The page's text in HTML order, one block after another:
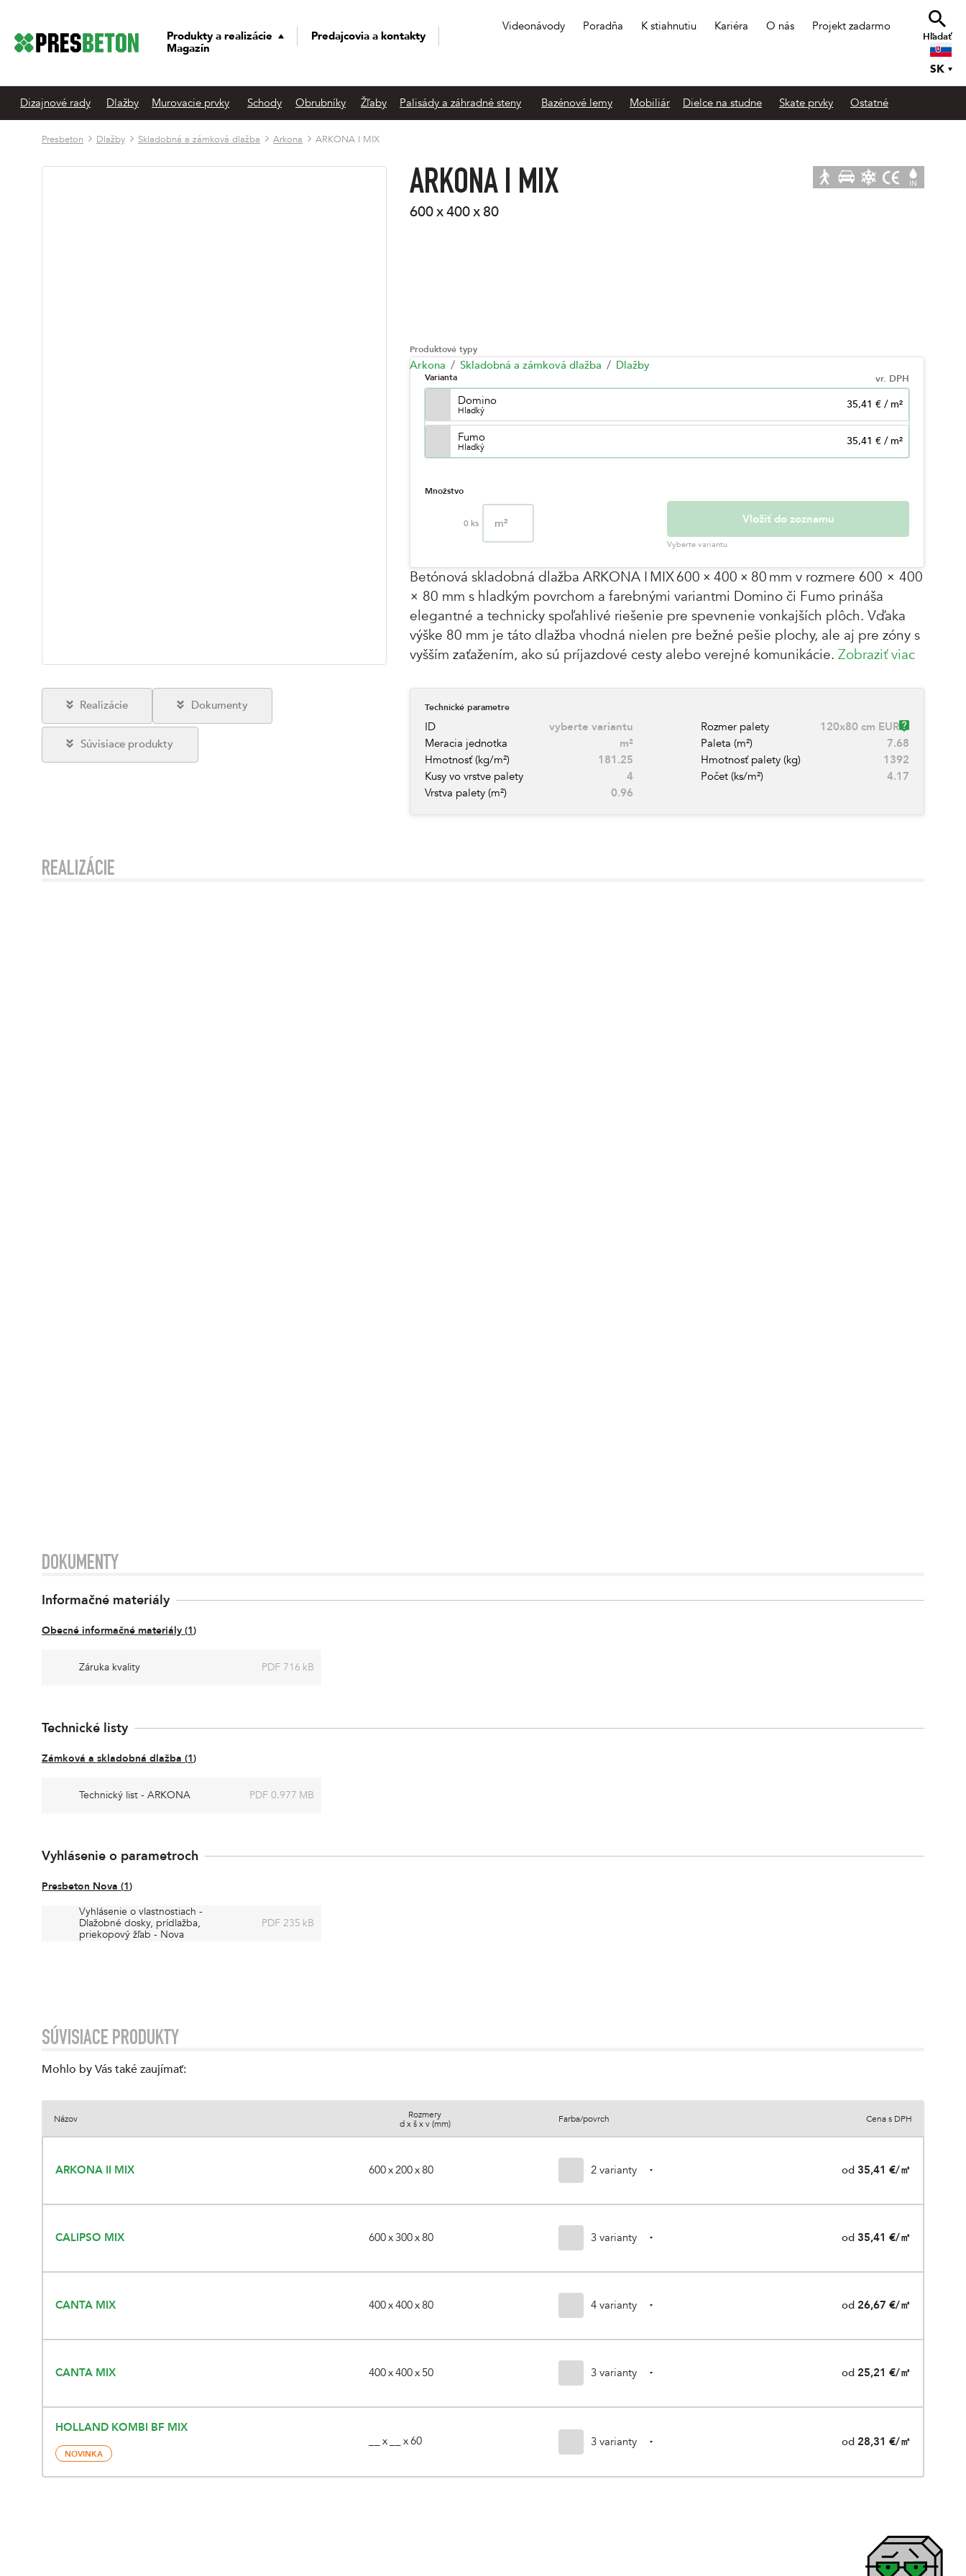
Produkty a realizácie
Predajcovia a kontakty
Magazín
Videonávody Poradňa K stiahnutiu Kariéra O nás Projekt zadarmo
Hľadať
SK
Dizajnové rady Dlažby Murovacie prvky Schody Obrubníky Žľaby Palisády a záhradné steny Bazénové lemy Mobiliár Dielce na studne Skate prvky Ostatné
Presbeton Dlažby Skladobná a zámková dlažba Arkona ARKONA I MIX
ARKONA I MIX
600 x 400 x 80
Produktové typy
Arkona Skladobná a zámková dlažba Dlažby
Varianta vr. DPH
Domino
Hladký 35,41 € / m²
Fumo
Hladký 35,41 € / m²
Množstvo
0 ks m² Vložiť do zoznamu
Vyberte variantu
Betónová skladobná dlažba ARKONA I MIX 600 × 400 × 80 mm v rozmere 600 × 400
× 80 mm s hladkým povrchom a farebnými variantmi Domino či Fumo prináša
elegantné a technicky spoľahlivé riešenie pre spevnenie vonkajších plôch. Vďaka
výške 80 mm je táto dlažba vhodná nielen pre bežné pešie plochy, ale aj pre zóny s
vyšším zaťažením, ako sú príjazdové cesty alebo verejné komunikácie. Zobraziť viac
Realizácie Dokumenty
Súvisiace produkty
Technické parametre
ID vyberte variantu Rozmer palety
120x80 cm EUR
Meracia jednotka
m² Paleta (m²)
7.68
Hmotnosť (kg/m²)
181.25 Hmotnosť palety (kg)
1392
Kusy vo vrstve palety
4 Počet (ks/m²)
4.17
Vrstva palety (m²)
0.96
REALIZÁCIE
DOKUMENTY
Informačné materiály
Obecné informačné materiály (1)
Záruka kvality PDF 716 kB
Technické listy
Zámková a skladobná dlažba (1)
Technický list - ARKONA PDF 0.977 MB
Vyhlásenie o parametroch
Presbeton Nova (1)
Vyhlásenie o vlastnostiach -
Dlažobné dosky, prídlažba,
priekopový žľab - Nova
PDF 235 kB
SÚVISIACE PRODUKTY
Mohlo by Vás také zaujímať:
Názov
Rozmery
d x š x v (mm)
Farba/povrch Cena s DPH
ARKONA II MIX 600 x 200 x 80 2 varianty od 35,41 €/㎡
CALIPSO MIX 600 x 300 x 80 3 varianty od 35,41 €/㎡
CANTA MIX 400 x 400 x 80 4 varianty od 26,67 €/㎡
CANTA MIX 400 x 400 x 50 3 varianty od 25,21 €/㎡
HOLLAND KOMBI BF MIX
NOVINKA
__ x __ x 60 3 varianty od 28,31 €/㎡